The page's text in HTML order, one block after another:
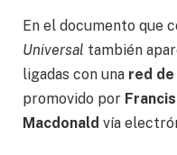
En el documento que
Universal también
ligadas con una red
promovido por
Macdonald vía